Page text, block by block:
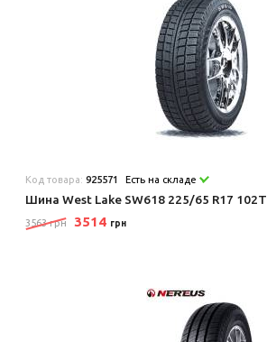
Код товара:925571 Есть на складе
Шина West Lake SW618 225/65 R17 102T
3563 грн 3514 грн